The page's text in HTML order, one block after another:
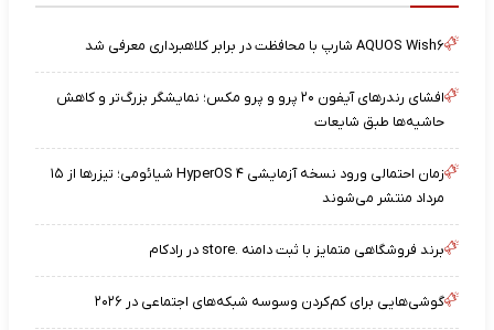
AQUOS Wish۶ شارپ با محافظت در برابر کلاهبرداری معرفی شد
افشای رندرهای آیفون ۲۰ پرو و پرو مکس؛ نمایشگر بزرگ‌تر و کاهش
حاشیه‌ها طبق شایعات
زمان احتمالی ورود نسخه آزمایشی HyperOS ۴ شیائومی؛ تیزرها از ۱۵
مرداد منتشر می‌شوند
برند فروشگاهی متمایز با ثبت دامنه .store در رادکام
گوشی‌هایی برای کم‌کردن وسوسه شبکه‌های اجتماعی در ۲۰۲۶